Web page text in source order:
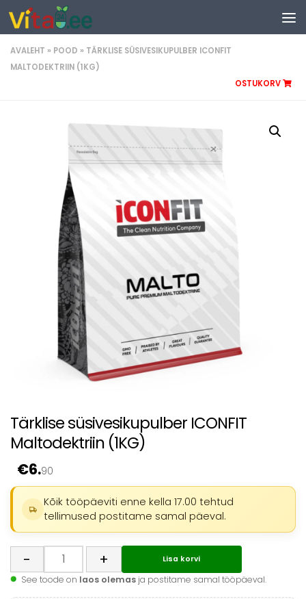
Liigu sisuni
AVALEHT » POOD » TÄRKLISE SÜSIVESIKUPULBER ICONFIT
MALTODEKTRIIN (1KG)
OSTUKORV
Tärklise süsivesikupulber ICONFIT
Maltodektriin (1KG)
€6.90
Kõik tööpäeviti enne kella 17.00 tehtud
tellimused postitame samal päeval.
-
süsivesikupulber
ICONFIT
+ Lisa korvi
See toode on laos olemas ja postitame samal tööpäeval.